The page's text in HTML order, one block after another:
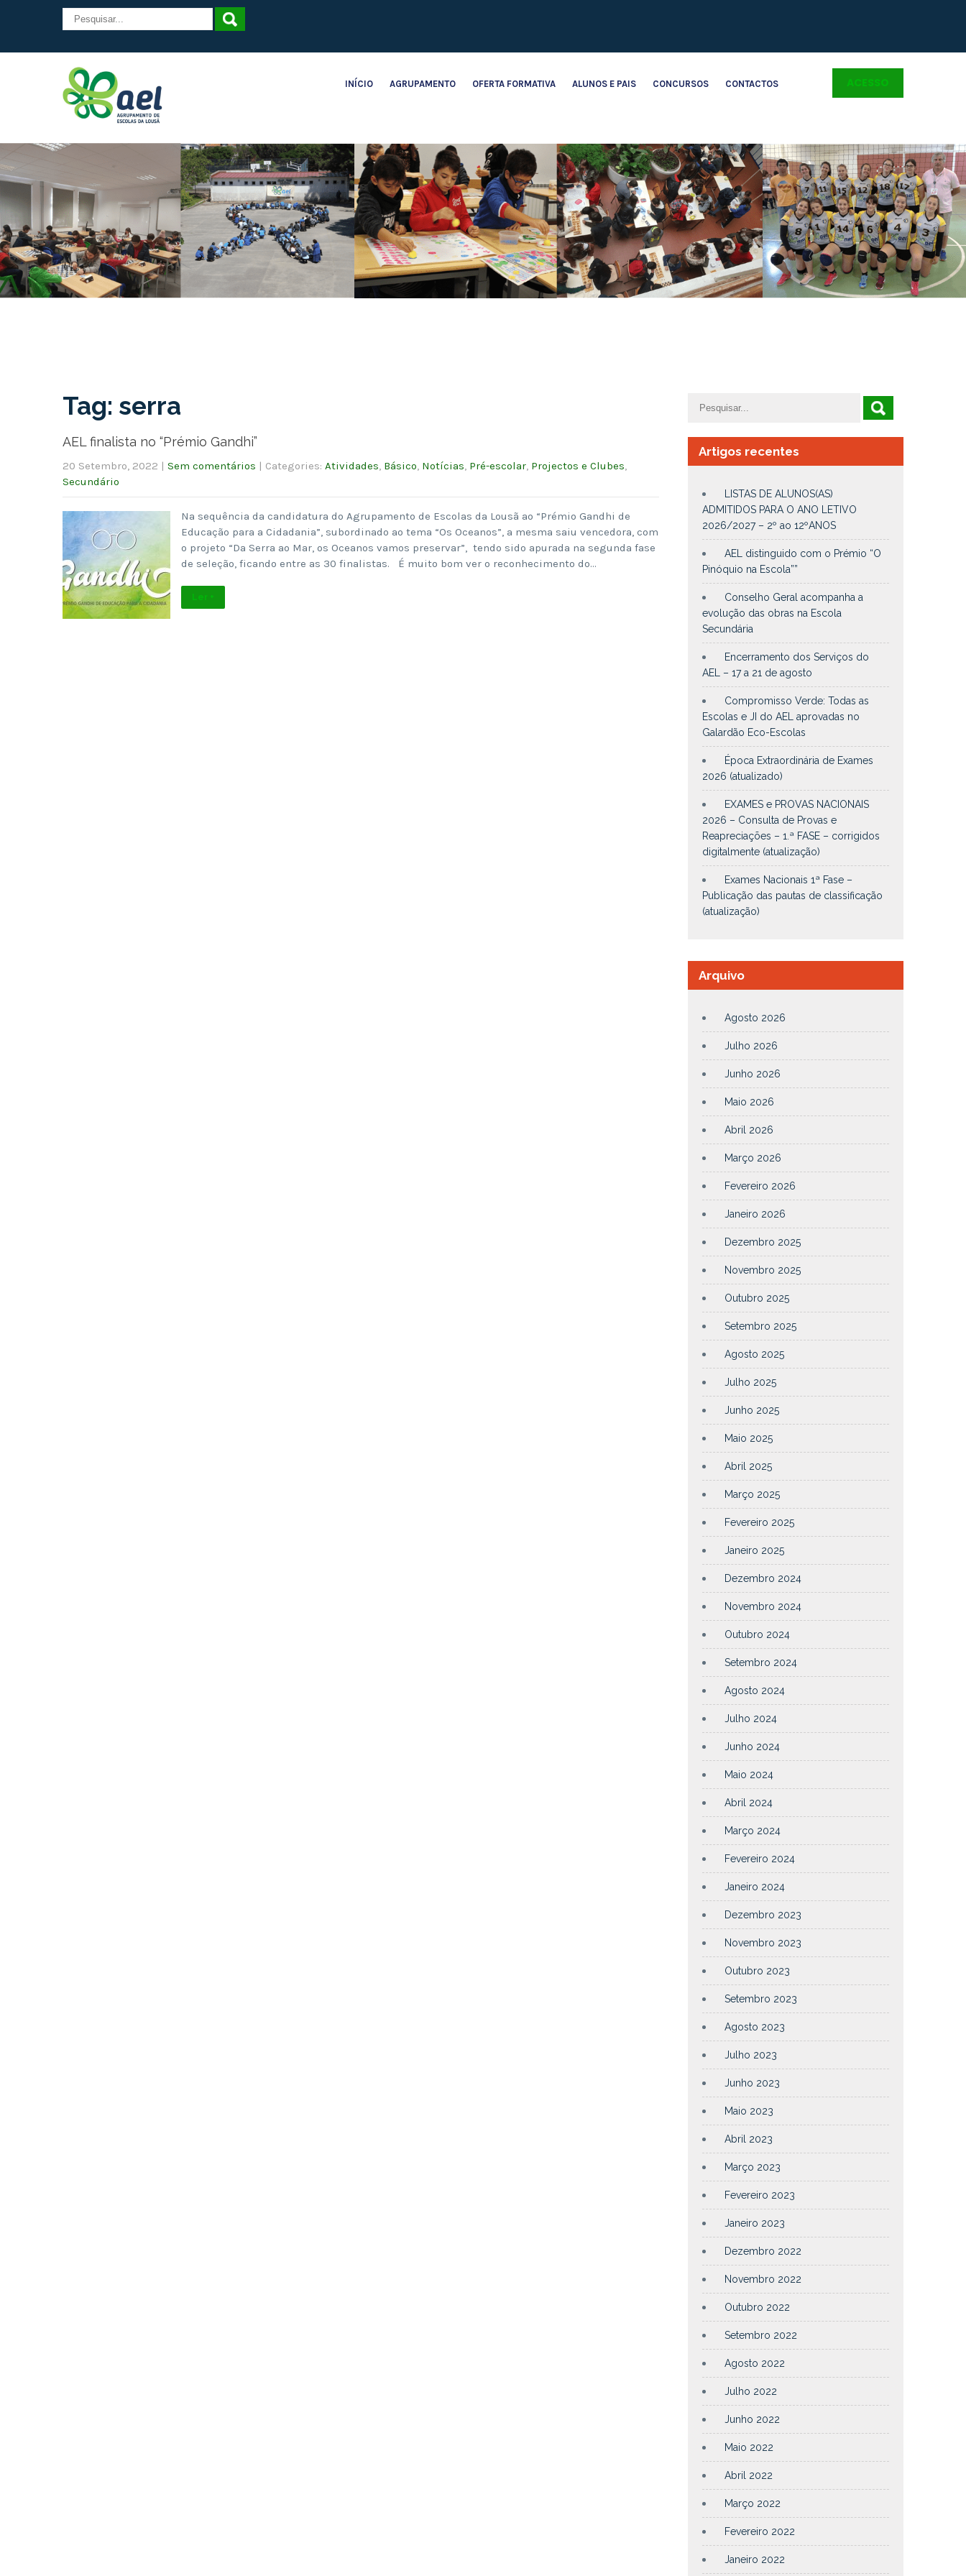
INÍCIO AGRUPAMENTO OFERTA FORMATIVA ALUNOS E PAIS CONCURSOS CONTACTOS ACESSO
Tag: serra
AEL finalista no “Prémio Gandhi”
20 Setembro, 2022 | Sem comentários | Categories: Atividades, Básico, Notícias, Pré-escolar, Projectos e Clubes,
Secundário
Na sequência da candidatura do Agrupamento de Escolas da Lousã ao “Prémio Gandhi de
Educação para a Cidadania”, subordinado ao tema “Os Oceanos”, a mesma saiu vencedora, com
o projeto “Da Serra ao Mar, os Oceanos vamos preservar”, tendo sido apurada na segunda fase
de seleção, ficando entre as 30 finalistas. É muito bom ver o reconhecimento do…
Ler +
Artigos recentes
LISTAS DE ALUNOS(AS)
ADMITIDOS PARA O ANO LETIVO
2026/2027 – 2º ao 12ºANOS
AEL distinguido com o Prémio “O
Pinóquio na Escola””
Conselho Geral acompanha a
evolução das obras na Escola
Secundária
Encerramento dos Serviços do
AEL – 17 a 21 de agosto
Compromisso Verde: Todas as
Escolas e JI do AEL aprovadas no
Galardão Eco-Escolas
Época Extraordinária de Exames
2026 (atualizado)
EXAMES e PROVAS NACIONAIS
2026 – Consulta de Provas e
Reapreciações – 1.ª FASE – corrigidos
digitalmente (atualização)
Exames Nacionais 1ª Fase –
Publicação das pautas de classificação
(atualização)
Arquivo
Agosto 2026
Julho 2026
Junho 2026
Maio 2026
Abril 2026
Março 2026
Fevereiro 2026
Janeiro 2026
Dezembro 2025
Novembro 2025
Outubro 2025
Setembro 2025
Agosto 2025
Julho 2025
Junho 2025
Maio 2025
Abril 2025
Março 2025
Fevereiro 2025
Janeiro 2025
Dezembro 2024
Novembro 2024
Outubro 2024
Setembro 2024
Agosto 2024
Julho 2024
Junho 2024
Maio 2024
Abril 2024
Março 2024
Fevereiro 2024
Janeiro 2024
Dezembro 2023
Novembro 2023
Outubro 2023
Setembro 2023
Agosto 2023
Julho 2023
Junho 2023
Maio 2023
Abril 2023
Março 2023
Fevereiro 2023
Janeiro 2023
Dezembro 2022
Novembro 2022
Outubro 2022
Setembro 2022
Agosto 2022
Julho 2022
Junho 2022
Maio 2022
Abril 2022
Março 2022
Fevereiro 2022
Janeiro 2022